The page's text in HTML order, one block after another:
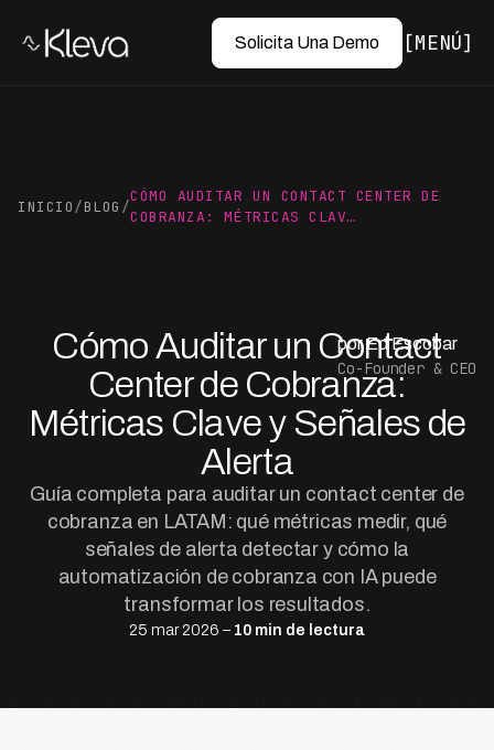
Solicita Una Demo MENÚ
INICIO/BLOG /
CÓMO AUDITAR UN CONTACT CENTER DE
COBRANZA: MÉTRICAS CLAV…
Cómo Auditar un Contact
Center de Cobranza:
Métricas Clave y Señales de
Alerta
Guía completa para auditar un contact center de
cobranza en LATAM: qué métricas medir, qué
señales de alerta detectar y cómo la
automatización de cobranza con IA puede
transformar los resultados.
25 mar 2026 – 10 min de lectura
por Ed Escobar
Co-Founder & CEO